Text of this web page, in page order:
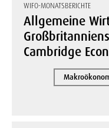
WIFO-MONATSBERICHTE
Allgemeine
Cambridge